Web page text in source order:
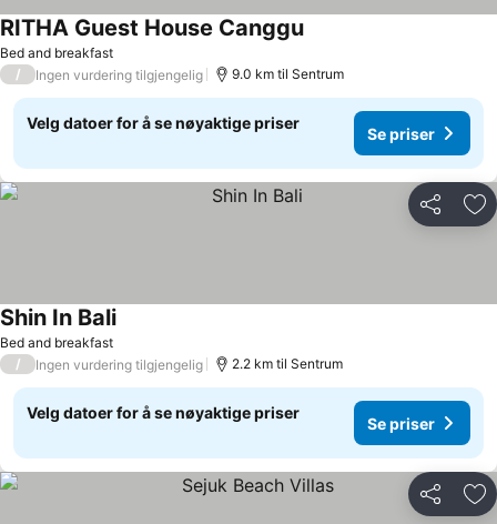
Bed and breakfast
RITHA Guest House CangguSe priser
/ Ingen vurdering tilgjengelig 9.0 km til Sentrum
Velg datoer for å se nøyaktige priser
Se priser
Del
Bed and breakfast
Shin In BaliSe priser
/ Ingen vurdering tilgjengelig 2.2 km til Sentrum
Velg datoer for å se nøyaktige priser
Se priser
Del